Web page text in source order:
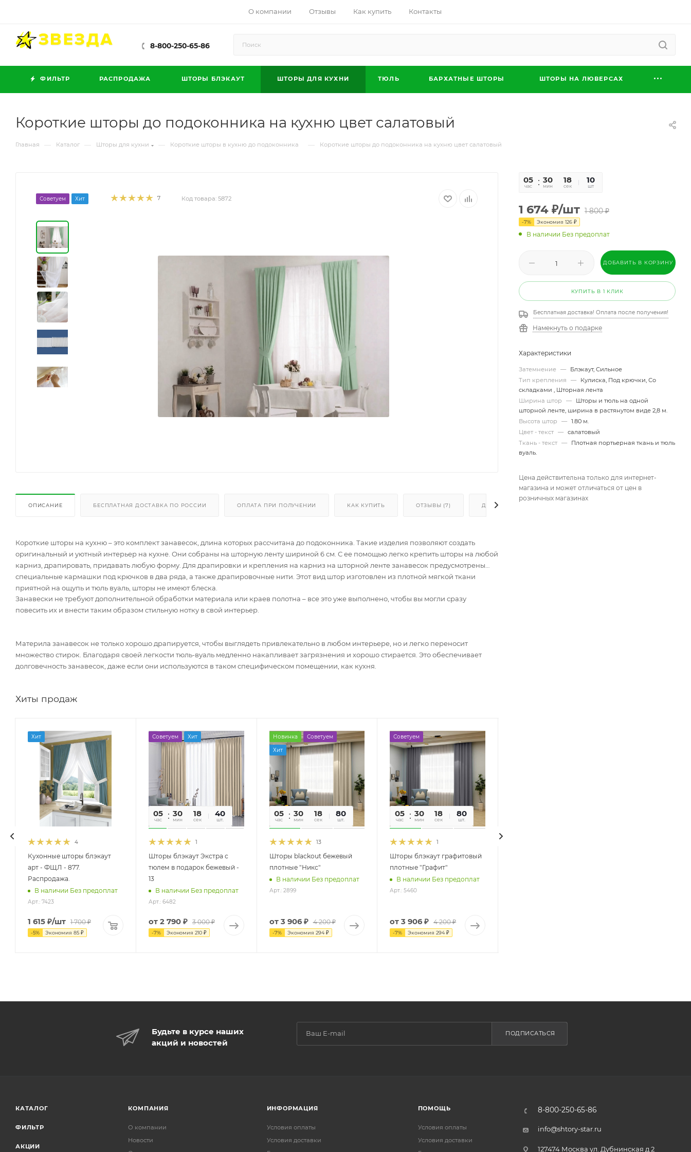
О компании Отзывы Как купить Контакты
8-800-250-65-86
ФИЛЬТР РАСПРОДАЖА ШТОРЫ БЛЭКАУТ ШТОРЫ ДЛЯ КУХНИ ТЮЛЬ БАРХАТНЫЕ ШТОРЫ ШТОРЫ НА ЛЮВЕРСАХ
Короткие шторы до подоконника на кухню цвет салатовый
Главная — Каталог — Шторы для кухни — Короткие шторы в кухню до подоконника — Короткие шторы до подоконника на кухню цвет салатовый
Советуем Хит 7 Код товара: 5872
ОПИСАНИЕ БЕСПЛАТНАЯ ДОСТАВКА ПО РОССИИ ОПЛАТА ПРИ ПОЛУЧЕНИИ КАК КУПИТЬ ОТЗЫВЫ (7) ДОПОЛНИТЕЛЬНО
Короткие шторы на кухню – это комплект занавесок, длина которых рассчитана до подоконника. Такие изделия позволяют создать
оригинальный и уютный интерьер на кухне. Они собраны на шторную ленту шириной 6 см. С ее помощью легко крепить шторы на любой
карниз, драпировать, придавать любую форму. Для драпировки и крепления на карниз на шторной ленте занавесок предусмотрены
специальные кармашки под крючков в два ряда, а также драпировочные нити. Этот вид штор изготовлен из плотной мягкой ткани
приятной на ощупь и тюль вуаль, шторы не имеют блеска.
Занавески не требуют дополнительной обработки материала или краев полотна – все это уже выполнено, чтобы вы могли сразу
повесить их и внести таким образом стильную нотку в свой интерьер.
Материла занавесок не только хорошо драпируется, чтобы выглядеть привлекательно в любом интерьере, но и легко переносит
множество стирок. Благодаря своей легкости тюль-вуаль медленно накапливает загрязнения и хорошо стирается. Это обеспечивает
долговечность занавесок, даже если они используются в таком специфическом помещении, как кухня.
Хиты продаж
Хит
4
Кухонные шторы блэкаут
арт - ФЩЛ - 877.
Распродажа.
В наличии Без предоплат
Арт.: 7423
1 615 ₽/шт 1 700₽
-5% Экономия 85 ₽
Советуем Хит
05
час
30
мин
17
сек
40
шт.
1
Шторы блэкаут Экстра с
тюлем в подарок бежевый -
13
В наличии Без предоплат
Арт.: 6482
от 2 790 ₽ 3 000 ₽
-7% Экономия 210 ₽
Новинка
Советуем
Хит
05
час
30
мин
17
сек
80
шт.
13
Шторы blackout бежевый
плотные "Никс"
В наличии Без предоплат
Арт.: 2899
от 3 906 ₽ 4 200 ₽
-7% Экономия 294 ₽
Советуем
05
час
30
мин
17
сек
80
шт.
1
Шторы блэкаут графитовый
плотные "Графит"
В наличии Без предоплат
Арт.: 5460
от3 906 ₽ 4 200 ₽
-7% Экономия294 ₽
05
час
30
мин
17
сек
10
шт
1 674 ₽/шт 1 800₽
-7% Экономия 126 ₽
В наличии Без предоплат
ДОБАВИТЬ В КОРЗИНУ
КУПИТЬ В 1 КЛИК
Бесплатная доставка! Оплата после получения!
Намекнуть о подарке
Характеристики
Затемнение —
Блэкаут, Сильное
Тип крепления
—
Кулиска, Под крючки, Со
складками , Шторная лента
Ширина штор
—
Шторы и тюль на одной
шторной ленте, ширина в растянутом виде 2,8 м.
Высота штор
— 1.80 м.
Цвет - текст — салатовый
Ткань - текст —
Плотная портьерная ткань и тюль
вуаль.
Цена действительна только для интернет-
магазина и может отличаться от цен в
розничных магазинах
Будьте в курсе наших
акций и новостей
ПОДПИСАТЬСЯ
КАТАЛОГ
ФИЛЬТР
АКЦИИ
КОМПАНИЯ
О компании
Новости
ИНФОРМАЦИЯ
Условия оплаты
Условия доставки
ПОМОЩЬ
Условия оплаты
Условия доставки
8-800-250-65-86
info@shtory-star.ru
127474 Москва ул. Дубнинская д 2